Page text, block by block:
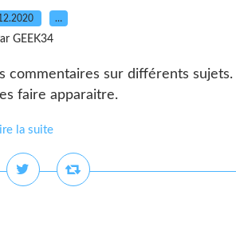
…
GEEK34
commentaires sur différents
faire apparaitre.
la suite